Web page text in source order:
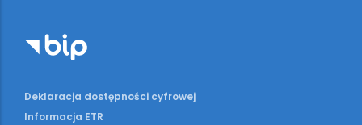
Deklaracja dostępności cyfrowej
Informacja ETR